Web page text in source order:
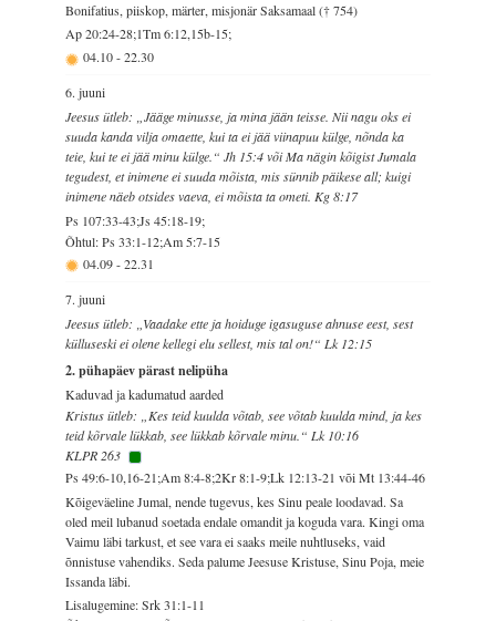
Bonifatius, piiskop, märter, misjonär Saksamaal († 754)
Ap 20:24-28;1Tm 6:12,15b-15;
04.10-22.30
6. juuni
Jeesus ütleb: „Jääge minusse, ja mina jään teisse. Nii nagu oks ei
suuda kanda vilja omaette, kui ta ei jää viinapuu külge, nõnda ka
teie, kui te ei jää minu külge.“ Jh 15:4 või Ma nägin kõigist Jumala
tegudest, et inimene ei suuda mõista, mis sünnib päikese all; kuigi
inimene näeb otsides vaeva, ei mõista ta ometi. Kg 8:17
Ps 107:33-43;Js 45:18-19;
Õhtul: Ps 33:1-12;Am 5:7-15
04.09-22.31
7. juuni
Jeesus ütleb: „Vaadake ette ja hoiduge igasuguse ahnuse eest, sest
külluseski ei olene kellegi elu sellest, mis tal on!“ Lk 12:15
2. pühapäev pärast nelipüha
Kaduvad ja kadumatud aarded
Kristus ütleb: „Kes teid kuulda võtab, see võtab kuulda mind, ja kes
teid kõrvale lükkab, see lükkab kõrvale minu.“ Lk 10:16
KLPR 263
Ps 49:6-10,16-21;Am 8:4-8;2Kr 8:1-9;Lk 12:13-21 või Mt 13:44-46
Kõigeväeline Jumal, nende tugevus, kes Sinu peale loodavad. Sa
oled meil lubanud soetada endale omandit ja koguda vara. Kingi oma
Vaimu läbi tarkust, et see vara ei saaks meile nuhtluseks, vaid
õnnistuse vahendiks. Seda palume Jeesuse Kristuse, Sinu Poja, meie
Issanda läbi.
Lisalugemine: Srk 31:1-11